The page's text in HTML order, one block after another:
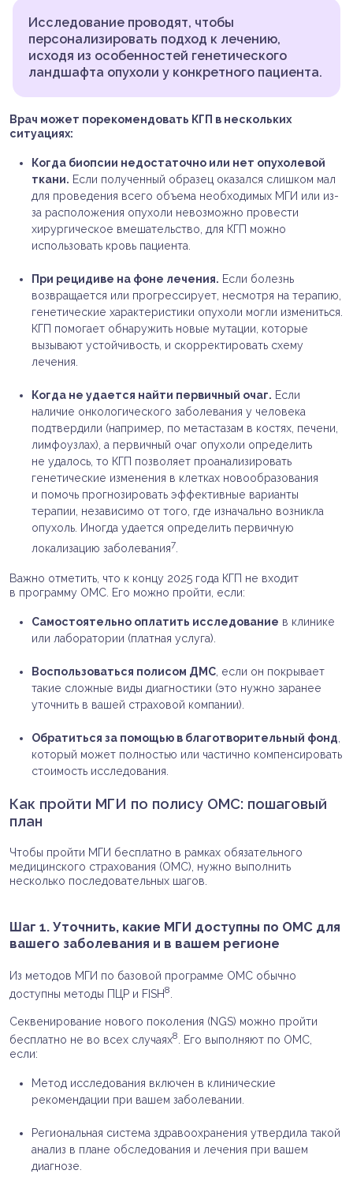
Исследование проводят, чтобы
персонализировать подход к лечению,
исходя из особенностей генетического
ландшафта опухоли у конкретного пациента.
Врач может порекомендовать КГП в нескольких
ситуациях:
Когда биопсии недостаточно или нет опухолевой
ткани. Если полученный образец оказался слишком мал
для проведения всего объема необходимых МГИ или из-
за расположения опухоли невозможно провести
хирургическое вмешательство, для КГП можно
использовать кровь пациента.
При рецидиве на фоне лечения. Если болезнь
возвращается или прогрессирует, несмотря на терапию,
генетические характеристики опухоли могли измениться.
КГП помогает обнаружить новые мутации, которые
вызывают устойчивость, и скорректировать схему
лечения.
Когда не удается найти первичный очаг. Если
наличие онкологического заболевания у человека
подтвердили (например, по метастазам в костях, печени,
лимфоузлах), а первичный очаг опухоли определить
не удалось, то КГП позволяет проанализировать
генетические изменения в клетках новообразования
и помочь прогнозировать эффективные варианты
терапии, независимо от того, где изначально возникла
опухоль. Иногда удается определить первичную
локализацию заболевания7
Важно отметить, что к концу 2025 года КГП не входит
в программу ОМС. Его можно пройти, если:
Самостоятельно оплатить исследование в клинике
или лаборатории (платная услуга).
Воспользоваться полисом ДМС , если он покрывает
такие сложные виды диагностики (это нужно заранее
уточнить в вашей страховой компании).
Обратиться за помощью в благотворительный фонд
который может полностью или частично компенсировать
стоимость исследования.
Как пройти МГИ по полису ОМС: пошаговый
план
Чтобы пройти МГИ бесплатно в рамках обязательного
медицинского страхования (ОМС), нужно выполнить
несколько последовательных шагов.
Шаг 1. Уточнить, какие МГИ доступны по ОМС для
вашего заболевания и в вашем регионе
Из методов МГИ по базовой программе ОМС обычно
доступны методы ПЦР и FISH8
Секвенирование нового поколения (NGS) можно пройти
бесплатно не во всех случаях8
. Его выполняют по ОМС,
если:
Метод исследования включен в клинические
рекомендации при вашем заболевании.
Региональная система здравоохранения утвердила такой
анализ в плане обследования и лечения при вашем
диагнозе.